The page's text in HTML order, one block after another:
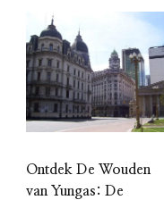
Ontdek De Wouden
van Yungas: De